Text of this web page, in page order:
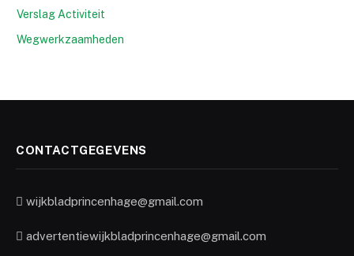
Verslag Activiteit
Wegwerkzaamheden
CONTACTGEGEVENS
wijkbladprincenhage@gmail.com
advertentiewijkbladprincenhage@gmail.com